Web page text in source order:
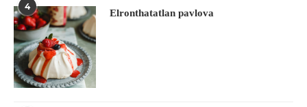
4
Elronthatatlan pavlova